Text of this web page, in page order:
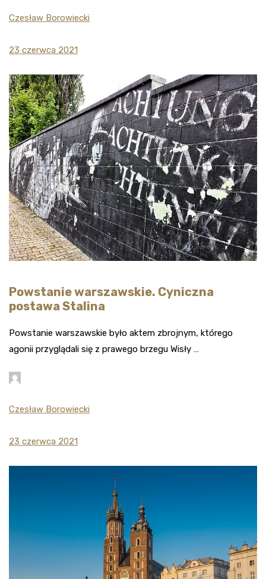
Czesław Borowiecki
23 czerwca 2021
Powstanie warszawskie. Cyniczna
postawa Stalina
Powstanie warszawskie było aktem zbrojnym, którego
agonii przyglądali się z prawego brzegu Wisły …
Czesław Borowiecki
23 czerwca 2021